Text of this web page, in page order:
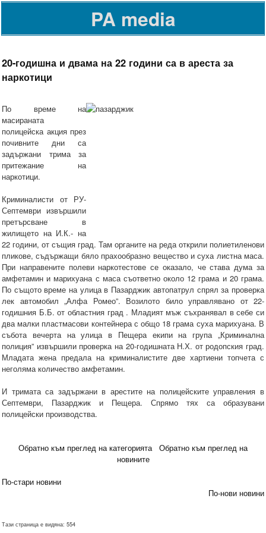
PA media
20-годишна и двама на 22 години са в ареста за
наркотици
По време на
масираната
полицейска акция през
почивните дни са
задържани трима за
притежание на
наркотици.
Криминалисти от РУ-
Септември извършили
претърсване в
жилището на И.К.- на
22 години, от същия град. Там органите на реда открили полиетиленови
пликове, съдържащи бяло прахообразно вещество и суха листна маса.
При направените полеви наркотестове се оказало, че става дума за
амфетамин и марихуана с маса съответно около 12 грама и 20 грама.
По същото време на улица в Пазарджик автопатрул спрял за проверка
лек автомобил „Алфа Ромео”. Возилото било управлявано от 22-
годишния Б.Б. от областния град . Младият мъж съхранявал в себе си
два малки пластмасови контейнера с общо 18 грама суха марихуана. В
събота вечерта на улица в Пещера екипи на група „Криминална
полиция” извършили проверка на 20-годишната Н.Х. от родопския град.
Младата жена предала на криминалистите две хартиени топчета с
неголяма количество амфетамин.
И тримата са задържани в арестите на полицейските управления в
Септември, Пазарджик и Пещера. Спрямо тях са образувани
полицейски производства.
Обратно към преглед на категорията
Обратно към преглед на
новините
По-стари новини
По-нови новини
Тази страница е видяна: 554